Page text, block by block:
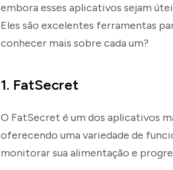
embora esses aplicativos sejam
Eles são excelentes ferramentas
conhecer mais sobre cada um?
1. FatSecret
O FatSecret é um dos aplicativos
oferecendo uma variedade de
monitorar sua alimentação e